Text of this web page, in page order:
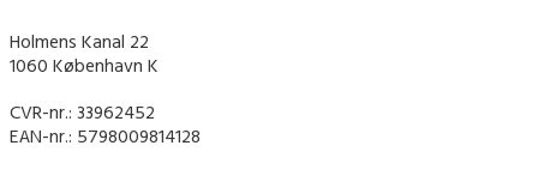
Holmens Kanal 22
1060 København K
CVR-nr.: 33962452
EAN-nr.: 5798009814128